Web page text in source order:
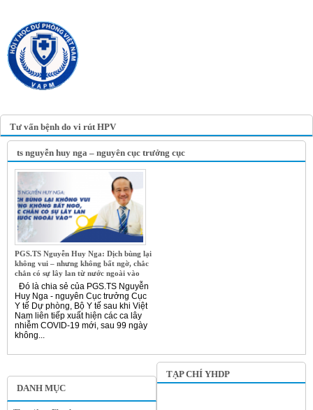
Tư vấn bệnh do vi rút HPV
DANH MỤC
ts nguyễn huy nga – nguyên cục trưởng cục
PGS.TS Nguyễn Huy Nga: Dịch bùng lại
không vui – nhưng không bất ngờ, chắc
chắn có sự lây lan từ nước ngoài vào
Đó là chia sẻ của PGS.TS Nguyễn
Huy Nga - nguyên Cục trưởng Cục
Y tế Dự phòng, Bộ Y tế sau khi Việt
Nam liên tiếp xuất hiện các ca lây
nhiễm COVID-19 mới, sau 99 ngày
không...
TẠP CHÍ YHDP